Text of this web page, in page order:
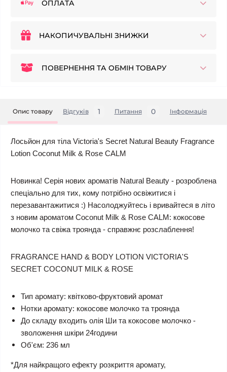
ОПЛАТА
НАКОПИЧУВАЛЬНІ ЗНИЖКИ
ПОВЕРНЕННЯ ТА ОБМІН ТОВАРУ
Опис товару Відгуків 1 Питання 0 Iнформація
Лосьйон для тіла Victoria's Secret Natural Beauty Fragrance
Lotion Coconut Milk & Rose CALM
Новинка! Серія нових ароматів Natural Beauty - розроблена
спеціально для тих, кому потрібно освіжитися і
перезавантажитися :) Насолоджуйтесь і вривайтеся в літо
з новим ароматом Coconut Milk & Rose CALM: кокосове
молочко та свіжа троянда - справжнє розслаблення!
FRAGRANCE HAND & BODY LOTION VICTORIA'S
SECRET COCONUT MILK & ROSE
Тип аромату: квітково-фруктовий аромат
Нотки аромату: кокосове молочко та троянда
До складу входить олія Ши та кокосове молочко -
зволоження шкіри 24години
Об'єм: 236 мл
*Для найкращого ефекту розкриття аромату,